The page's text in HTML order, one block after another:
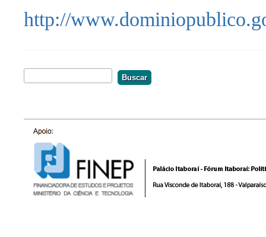
http://
Formulário De Busca
Buscar